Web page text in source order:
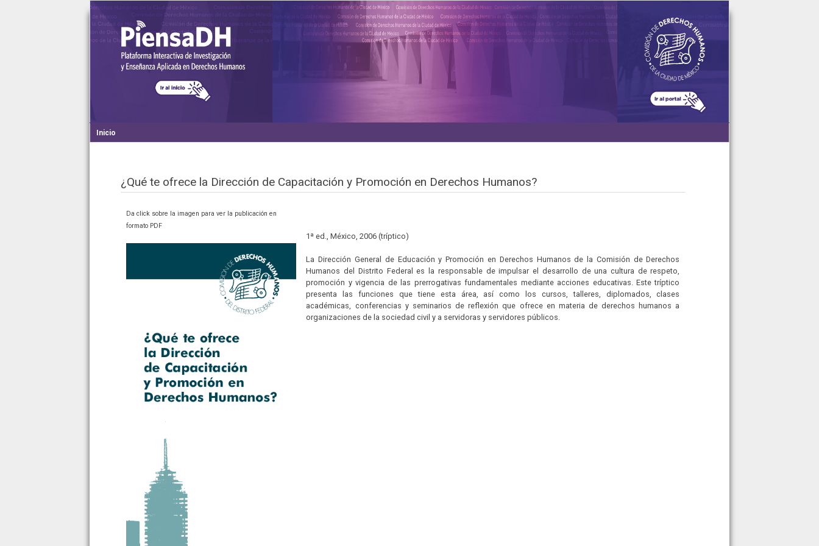
Inicio
¿Qué te ofrece la Dirección de Capacitación y Promoción en Derechos Humanos?
Da click sobre la imagen para ver la publicación en
formato PDF
1ª ed., México, 2006 (tríptico)
La Dirección General de Educación y Promoción en Derechos Humanos de la Comisión de Derechos
Humanos del Distrito Federal es la responsable de impulsar el desarrollo de una cultura de respeto,
promoción y vigencia de las prerrogativas fundamentales mediante acciones educativas. Este tríptico
presenta las funciones que tiene esta área, así como los cursos, talleres, diplomados, clases
académicas, conferencias y seminarios de reflexión que ofrece en materia de derechos humanos a
organizaciones de la sociedad civil y a servidoras y servidores públicos.